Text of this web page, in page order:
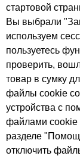
стартовой
Вы выбрали
используем
пользуетесь
проверить,
товар в сумку
файлы cookie со
устройства с
файлами cookie
разделе
отключить